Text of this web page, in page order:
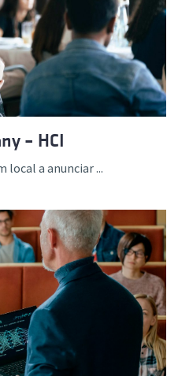
– HCI
local a anunciar ...